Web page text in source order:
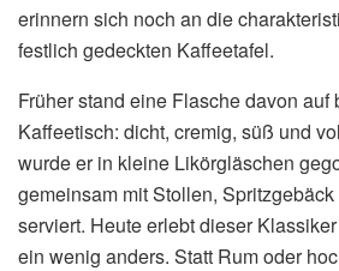
erinnern sich noch an die
festlich gedeckten Kaffeetafel.
Früher stand eine Flasche davon auf
Kaffeetisch: dicht, cremig, süß und
wurde er in kleine Likörgläschen
gemeinsam mit Stollen,
serviert. Heute erlebt dieser
ein wenig anders. Statt Rum oder